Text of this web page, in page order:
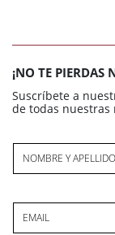
¡NO TE PIERDAS
Suscríbete a
de todas nuestras
NOMBRE Y
EMAIL